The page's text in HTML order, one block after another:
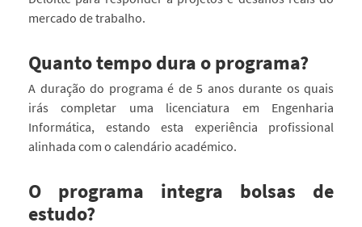
mercado de trabalho.
Quanto tempo dura o programa?
A duração do programa é de 5 anos durante os quais
irás completar uma licenciatura em Engenharia
Informática, estando esta experiência profissional
alinhada com o calendário académico.
O programa integra bolsas de
estudo?